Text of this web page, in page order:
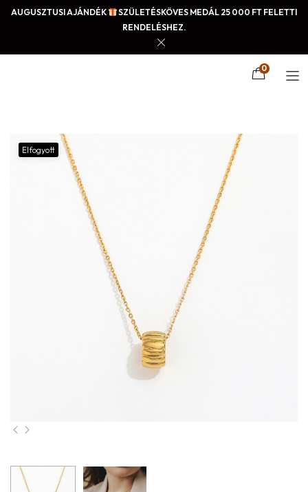
AUGUSZTUSI AJÁNDÉK
SZÜLETÉSKÖVES MEDÁL 25 000 FT FELETTI
RENDELÉSHEZ.
0
Elfogyott